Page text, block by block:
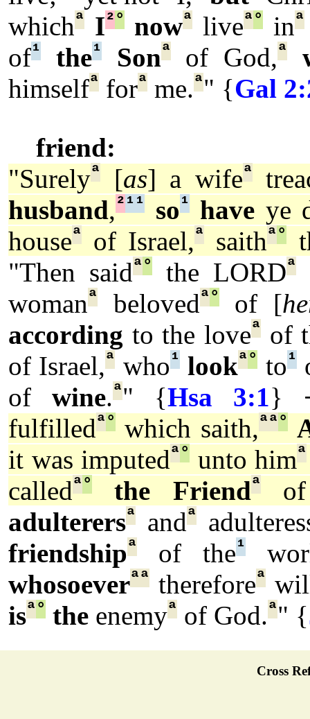
whichª I²°nowª liveª°inª
of¹ the¹Sonªof God,ª
himselfª forª me.ª" {Gal
friend:
"Surelyª [as] a wifeª
husband,²¹ ¹ so¹have ye
houseª of Israel,ª saithª°
"Then saidª°the LORDª
womanª belovedª°of [
according to the loveª of
of Israel,ª who¹ lookª° to¹
of wine.ª" {Hsa 3:1}
fulfilledª° which saith,ªª°
it was imputedª° unto himª
calledª° the Friendª
of
adulterersª andª
friendshipª of the¹
whosoeverªª thereforeª
isª° the enemyª of God.ª" {
Cross